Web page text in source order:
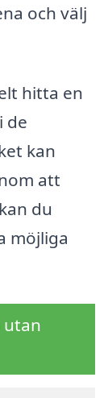
och välj
hitta en
de
kan
att
du
möjliga
utan